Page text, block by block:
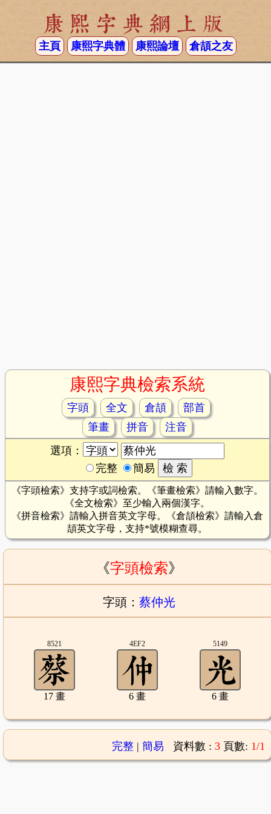
康熙字典網上版
主頁 康熙字典體 康熙論壇 倉頡之友
康熙字典檢索系統
字頭 全文 倉頡
部首
筆畫
拼音
注音
選項：
完整
簡易
《字頭檢索》支持字或詞檢索。《筆畫檢索》請輸入數字。
《全文檢索》至少輸入兩個漢字。
《拼音檢索》請輸入拼音英文字母。《倉頡檢索》請輸入倉
頡英文字母，支持*號模糊查尋。
《字頭檢索》
字頭： 蔡仲光
8521
17 畫
4EF2
6 畫
5149
6 畫
完整| 簡易 資料數 : 3 頁數: 1/1